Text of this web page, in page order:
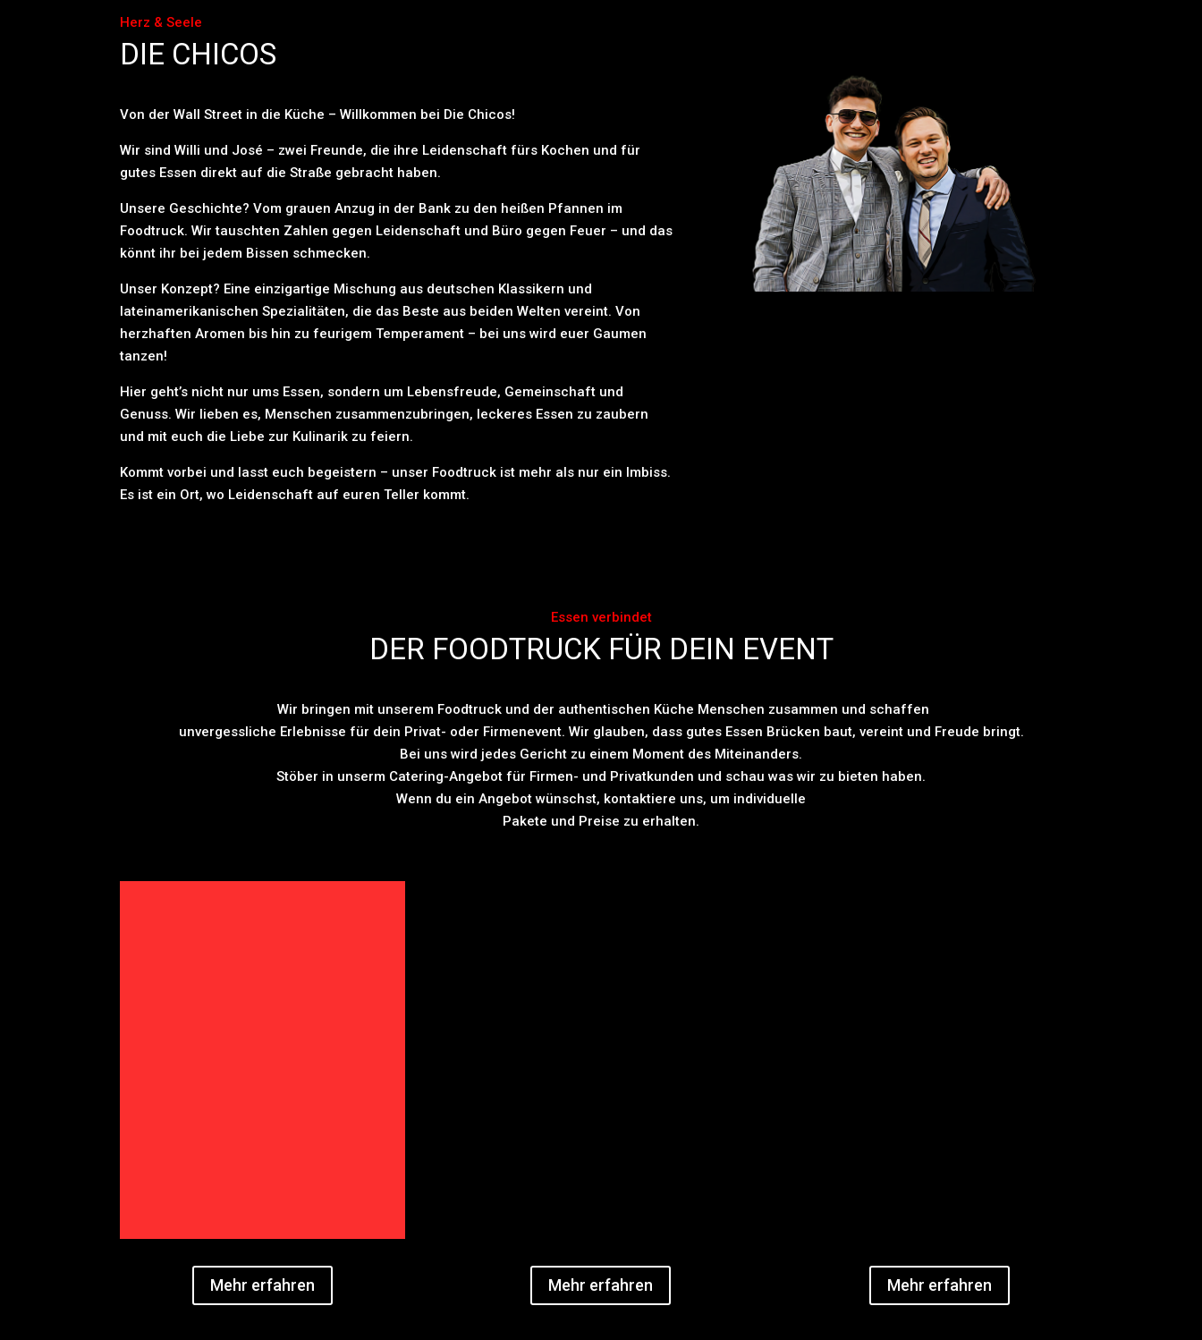
Herz & Seele
DIE CHICOS
Von der Wall Street in die Küche – Willkommen bei Die Chicos!
Wir sind Willi und José – zwei Freunde, die ihre Leidenschaft fürs Kochen und für
gutes Essen direkt auf die Straße gebracht haben.
Unsere Geschichte? Vom grauen Anzug in der Bank zu den heißen Pfannen im
Foodtruck. Wir tauschten Zahlen gegen Leidenschaft und Büro gegen Feuer – und das
könnt ihr bei jedem Bissen schmecken.
Unser Konzept? Eine einzigartige Mischung aus deutschen Klassikern und
lateinamerikanischen Spezialitäten, die das Beste aus beiden Welten vereint. Von
herzhaften Aromen bis hin zu feurigem Temperament – bei uns wird euer Gaumen
tanzen!
Hier geht’s nicht nur ums Essen, sondern um Lebensfreude, Gemeinschaft und
Genuss. Wir lieben es, Menschen zusammenzubringen, leckeres Essen zu zaubern
und mit euch die Liebe zur Kulinarik zu feiern.
Kommt vorbei und lasst euch begeistern – unser Foodtruck ist mehr als nur ein Imbiss.
Es ist ein Ort, wo Leidenschaft auf euren Teller kommt.
Essen verbindet
DER FOODTRUCK FÜR DEIN EVENT
Wir bringen mit unserem Foodtruck und der authentischen Küche Menschen zusammen und schaffen
unvergessliche Erlebnisse für dein Privat- oder Firmenevent. Wir glauben, dass gutes Essen Brücken baut, vereint und Freude bringt.
Bei uns wird jedes Gericht zu einem Moment des Miteinanders.
Stöber in unserm Catering-Angebot für Firmen- und Privatkunden und schau was wir zu bieten haben.
Wenn du ein Angebot wünschst, kontaktiere uns, um individuelle
Pakete und Preise zu erhalten.
Mehr erfahren Mehr erfahren Mehr erfahren